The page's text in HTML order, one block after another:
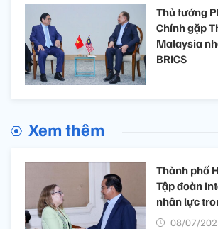
Thủ tướng
Chính gặp
Malaysia
BRICS
Xem thêm
Thành phố
Tập đoàn
nhân lực
08/07/